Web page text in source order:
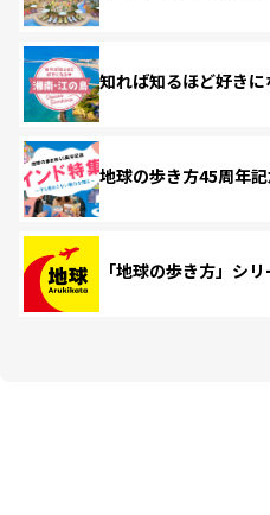
知れば知るほど好き
地球の歩き方45周年
「地球の歩き方」シ